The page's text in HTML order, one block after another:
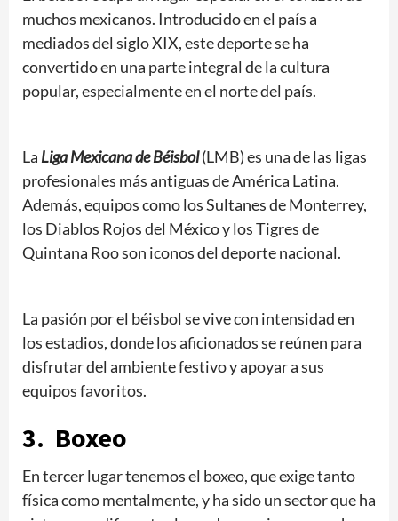
muchos mexicanos. Introducido en el país a
mediados del siglo XIX, este deporte se ha
convertido en una parte integral de la cultura
popular, especialmente en el norte del país.
La Liga Mexicana de Béisbol(LMB) es una de las ligas
profesionales más antiguas de América Latina.
Además, equipos como los Sultanes de Monterrey,
los Diablos Rojos del México y los Tigres de
Quintana Roo son iconos del deporte nacional.
La pasión por el béisbol se vive con intensidad en
los estadios, donde los aficionados se reúnen para
disfrutar del ambiente festivo y apoyar a sus
equipos favoritos.
3. Boxeo
En tercer lugar tenemos el boxeo, que exige tanto
física como mentalmente, y ha sido un sector que ha